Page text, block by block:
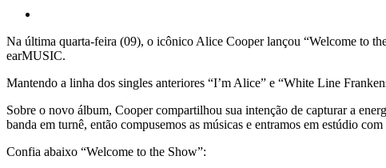
Na última quarta-feira (09), o icônico Alice Cooper lançou “Welcome to
earMUSIC.
Mantendo a linha dos singles anteriores “I’m Alice” e “White Line
Sobre o novo álbum, Cooper compartilhou sua intenção de capturar a
banda em turnê, então compusemos as músicas e entramos em estúdio
Confia abaixo “Welcome to the Show”: